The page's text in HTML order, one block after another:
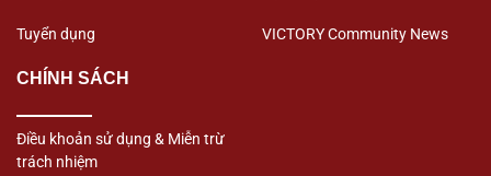
Tuyển dụng
CHÍNH SÁCH
Điều khoản sử dụng & Miễn trừ
trách nhiệm
VICTORY Community News